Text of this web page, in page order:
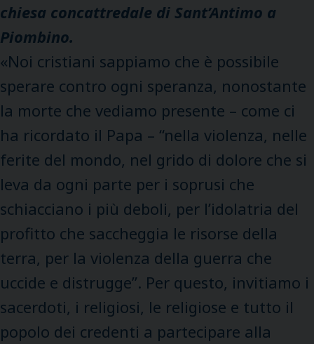
chiesa concattredale di Sant’Antimo a
Piombino.
«Noi cristiani sappiamo che è possibile
sperare contro ogni speranza, nonostante
la morte che vediamo presente – come ci
ha ricordato il Papa – “nella violenza, nelle
ferite del mondo, nel grido di dolore che si
leva da ogni parte per i soprusi che
schiacciano i più deboli, per l’idolatria del
profitto che saccheggia le risorse della
terra, per la violenza della guerra che
uccide e distrugge”. Per questo, invitiamo i
sacerdoti, i religiosi, le religiose e tutto il
popolo dei credenti a partecipare alla